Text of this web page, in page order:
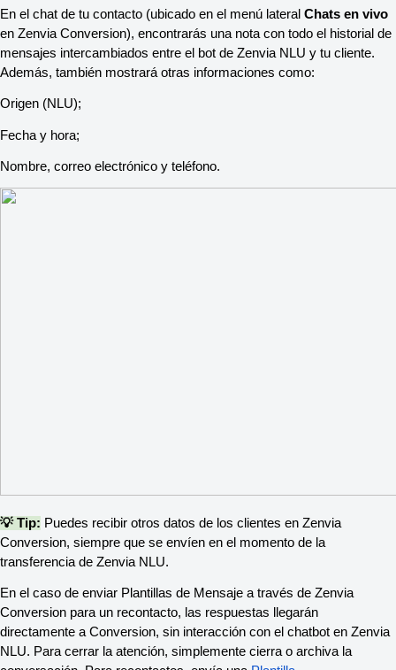
En el chat de tu contacto (ubicado en el menú lateral Chats en vivo
en Zenvia Conversion), encontrarás una nota con todo el historial de
mensajes intercambiados entre el bot de Zenvia NLU y tu cliente.
Además, también mostrará otras informaciones como:
Origen (NLU);
Fecha y hora;
Nombre, correo electrónico y teléfono.
💡 Tip: Puedes recibir otros datos de los clientes en Zenvia
Conversion, siempre que se envíen en el momento de la
transferencia de Zenvia NLU.
En el caso de enviar Plantillas de Mensaje a través de Zenvia
Conversion para un recontacto, las respuestas llegarán
directamente a Conversion, sin interacción con el chatbot en Zenvia
NLU. Para cerrar la atención, simplemente cierra o archiva la